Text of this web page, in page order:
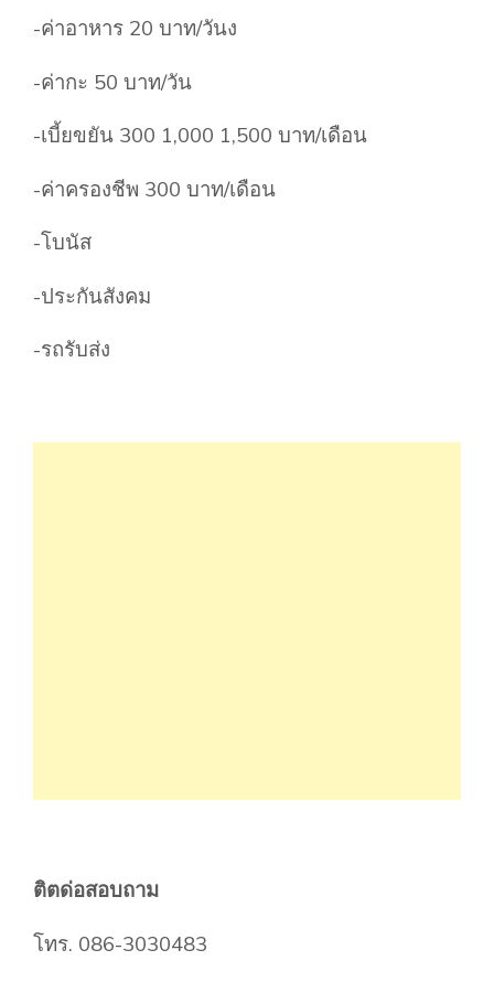
-ค่าอาหาร 20 บาท/วันง
-ค่ากะ 50 บาท/วัน
-เบี้ยขยัน 300 1,000 1,500 บาท/เดือน
-ค่าครองชีพ 300 บาท/เดือน
-โบนัส
-ประกันสังคม
-รถรับส่ง
ติตด่อสอบถาม
โทร. 086-3030483